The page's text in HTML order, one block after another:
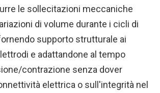
le sollecitazioni meccaniche
di volume durante i cicli di
supporto strutturale ai
e adattandone al tempo
contrazione senza dover
elettrica o sull'integrità nel